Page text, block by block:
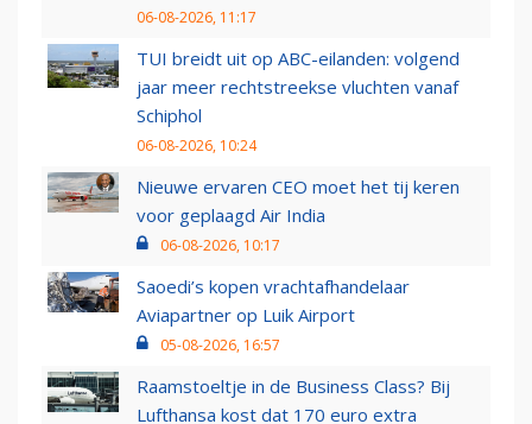
06-08-2026, 11:17
TUI breidt uit op ABC-eilanden: volgend
jaar meer rechtstreekse vluchten vanaf
Schiphol
06-08-2026, 10:24
Nieuwe ervaren CEO moet het tij keren
voor geplaagd Air India
06-08-2026, 10:17
Saoedi’s kopen vrachtafhandelaar
Aviapartner op Luik Airport
05-08-2026, 16:57
Raamstoeltje in de Business Class? Bij
Lufthansa kost dat 170 euro extra